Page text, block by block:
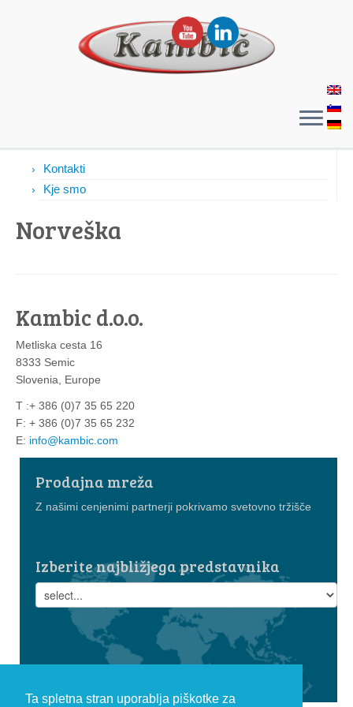
Ta spletna stran uporablja piškotke za
Kontakti
Kje smo
Norveška
Kambic d.o.o.
Metliska cesta 16
8333 Semic
Slovenia, Europe
T :+ 386 (0)7 35 65 220
F: + 386 (0)7 35 65 232
E: info@kambic.com
Prodajna mreža
Z našimi cenjenimi partnerji pokrivamo svetovno tržišče
Izberite najbližjega predstavnika